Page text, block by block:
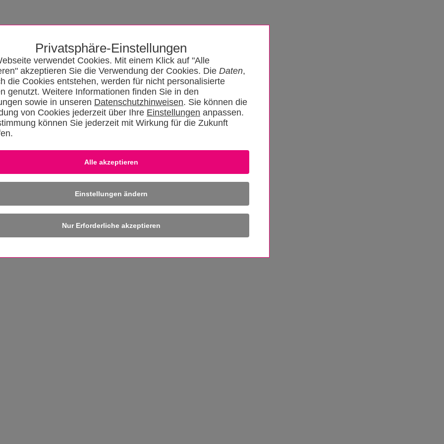
Privatsphäre-Einstellungen
verwendet Cookies. Mit einem Klick auf "Alle
akzeptieren Sie die Verwendung der Cookies. Die Daten,
die Cookies entstehen, werden für nicht personalisierte
genutzt. Weitere Informationen finden Sie in den
sowie in unseren Datenschutzhinweisen. Sie können die
von Cookies jederzeit über Ihre Einstellungen anpassen.
können Sie jederzeit mit Wirkung für die Zukunft
Einstellungen ändern
und
Pellets) und suchen
zum weiteren
Betreuung
im dreistufigen